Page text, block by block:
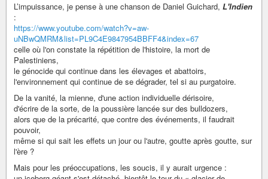
L’impuissance, je pense à une chanson de Daniel Guichard, L'Indien
:
https://www.youtube.com/watch?v=aw-
uNBwQMRM&list=PL9C4E9847954BBFF4&index=67
celle où l'on constate la répétition de l'histoire, la mort de
Palestiniens,
le génocide qui continue dans les élevages et abattoirs,
l'environnement qui continue de se dégrader, tel si au purgatoire.
De la vanité, la mienne, d'une action individuelle dérisoire,
d'écrire de la sorte, de la poussière lancée sur des bulldozers,
alors que de la précarité, que contre des événements, il faudrait
pouvoir,
même si qui sait les effets un jour ou l'autre, goutte après goutte, sur
l'ère ?
Mais pour les préoccupations, les soucis, il y aurait urgence :